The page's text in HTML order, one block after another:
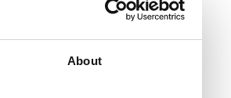
About
30 cm Ø